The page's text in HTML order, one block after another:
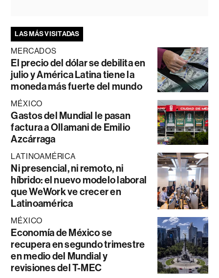
LAS MÁS VISITADAS
MERCADOS
El precio del dólar se debilita en
julio y América Latina tiene la
moneda más fuerte del mundo
MÉXICO
Gastos del Mundial le pasan
factura a Ollamani de Emilio
Azcárraga
LATINOAMÉRICA
Ni presencial, ni remoto, ni
híbrido: el nuevo modelo laboral
que WeWork ve crecer en
Latinoamérica
MÉXICO
Economía de México se
recupera en segundo trimestre
en medio del Mundial y
revisiones del T-MEC